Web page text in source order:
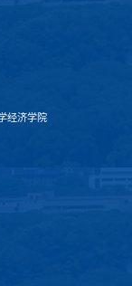
经济学院